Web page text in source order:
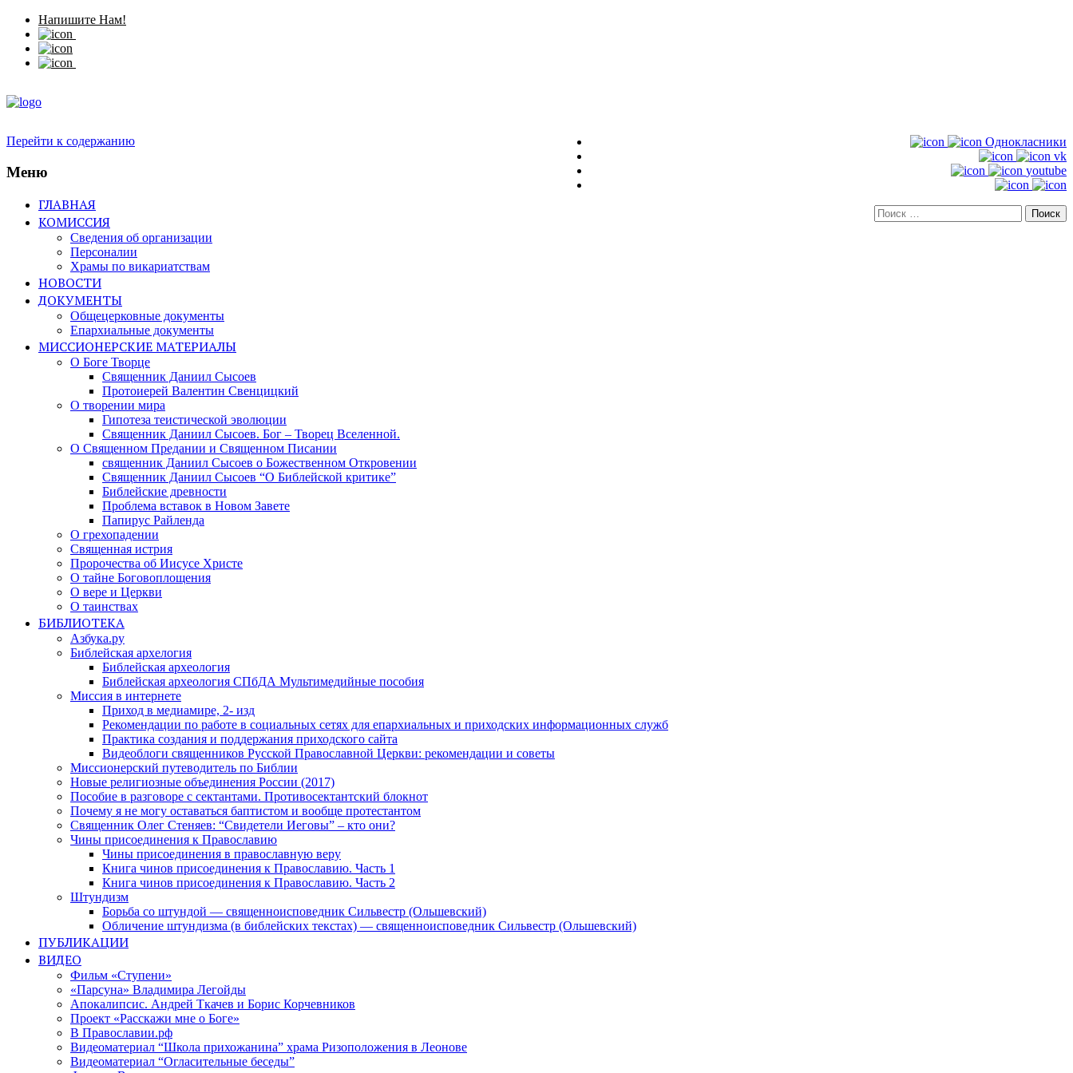
Напишите Нам!
Однокласники
vk
youtube
Искать:
Перейти к содержанию
Меню
ГЛАВНАЯ
КОМИССИЯ
Сведения об организации
Персоналии
Храмы по викариатствам
НОВОСТИ
ДОКУМЕНТЫ
Общецерковные документы
Епархиальные документы
МИССИОНЕРСКИЕ МАТЕРИАЛЫ
О Боге Творце
Священник Даниил Сысоев
Протоиерей Валентин Свенцицкий
О творении мира
Гипотеза теистической эволюции
Священник Даниил Сысоев. Бог – Творец Вселенной.
О Священном Предании и Священном Писании
священник Даниил Сысоев о Божественном Откровении
Священник Даниил Сысоев “О Библейской критике”
Библейские древности
Проблема вставок в Новом Завете
Папирус Райленда
О грехопадении
Священная истрия
Пророчества об Иисусе Христе
О тайне Боговоплощения
О вере и Церкви
О таинствах
БИБЛИОТЕКА
Азбука.ру
Библейская архелогия
Библейская археология
Библейская археология СПбДА Мультимедийные пособия
Миссия в интернете
Приход в медиамире, 2- изд
Рекомендации по работе в социальных сетях для епархиальных и приходских информационных служб
Практика создания и поддержания приходского сайта
Видеоблоги священников Русской Православной Церкви: рекомендации и советы
Миссионерский путеводитель по Библии
Новые религиозные объединения России (2017)
Пособие в разговоре с сектантами. Противосектантский блокнот
Почему я не могу оставаться баптистом и вообще протестантом
Священник Олег Стеняев: “Свидетели Иеговы” – кто они?
Чины присоединения к Православию
Чины присоединения в православную веру
Книга чинов присоединения к Православию. Часть 1
Книга чинов присоединения к Православию. Часть 2
Штундизм
Борьба со штундой — священноисповедник Сильвестр (Ольшевский)
Обличение штундизма (в библейских текстах) — священноисповедник Сильвестр (Ольшевский)
ПУБЛИКАЦИИ
ВИДЕО
Фильм «Ступени»
«Парсуна» Владимира Легойды
Апокалипсис. Андрей Ткачев и Борис Корчевников
Проект «Расскажи мне о Боге»
В Православии.рф
Видеоматериал “Школа прихожанина” храма Ризоположения в Леонове
Видеоматериал “Огласительные беседы”